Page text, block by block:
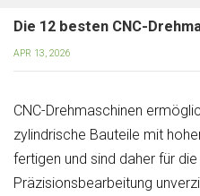
Die 12 besten CNC-
APR 13, 2026
CNC-Drehmaschinen
zylindrische Bauteile mit
fertigen und sind daher für
Präzisionsbearbeitung